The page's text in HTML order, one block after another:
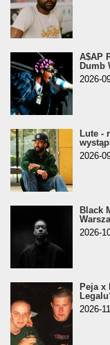
A$AP
Dumb
2026-
Lute -
2026-
Black
2026-
Peja x
2026-